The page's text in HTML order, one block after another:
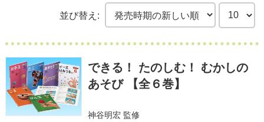
並び替え:
できる！ たのしむ！ むかしの
あそび 【全６巻】
神谷明宏監修